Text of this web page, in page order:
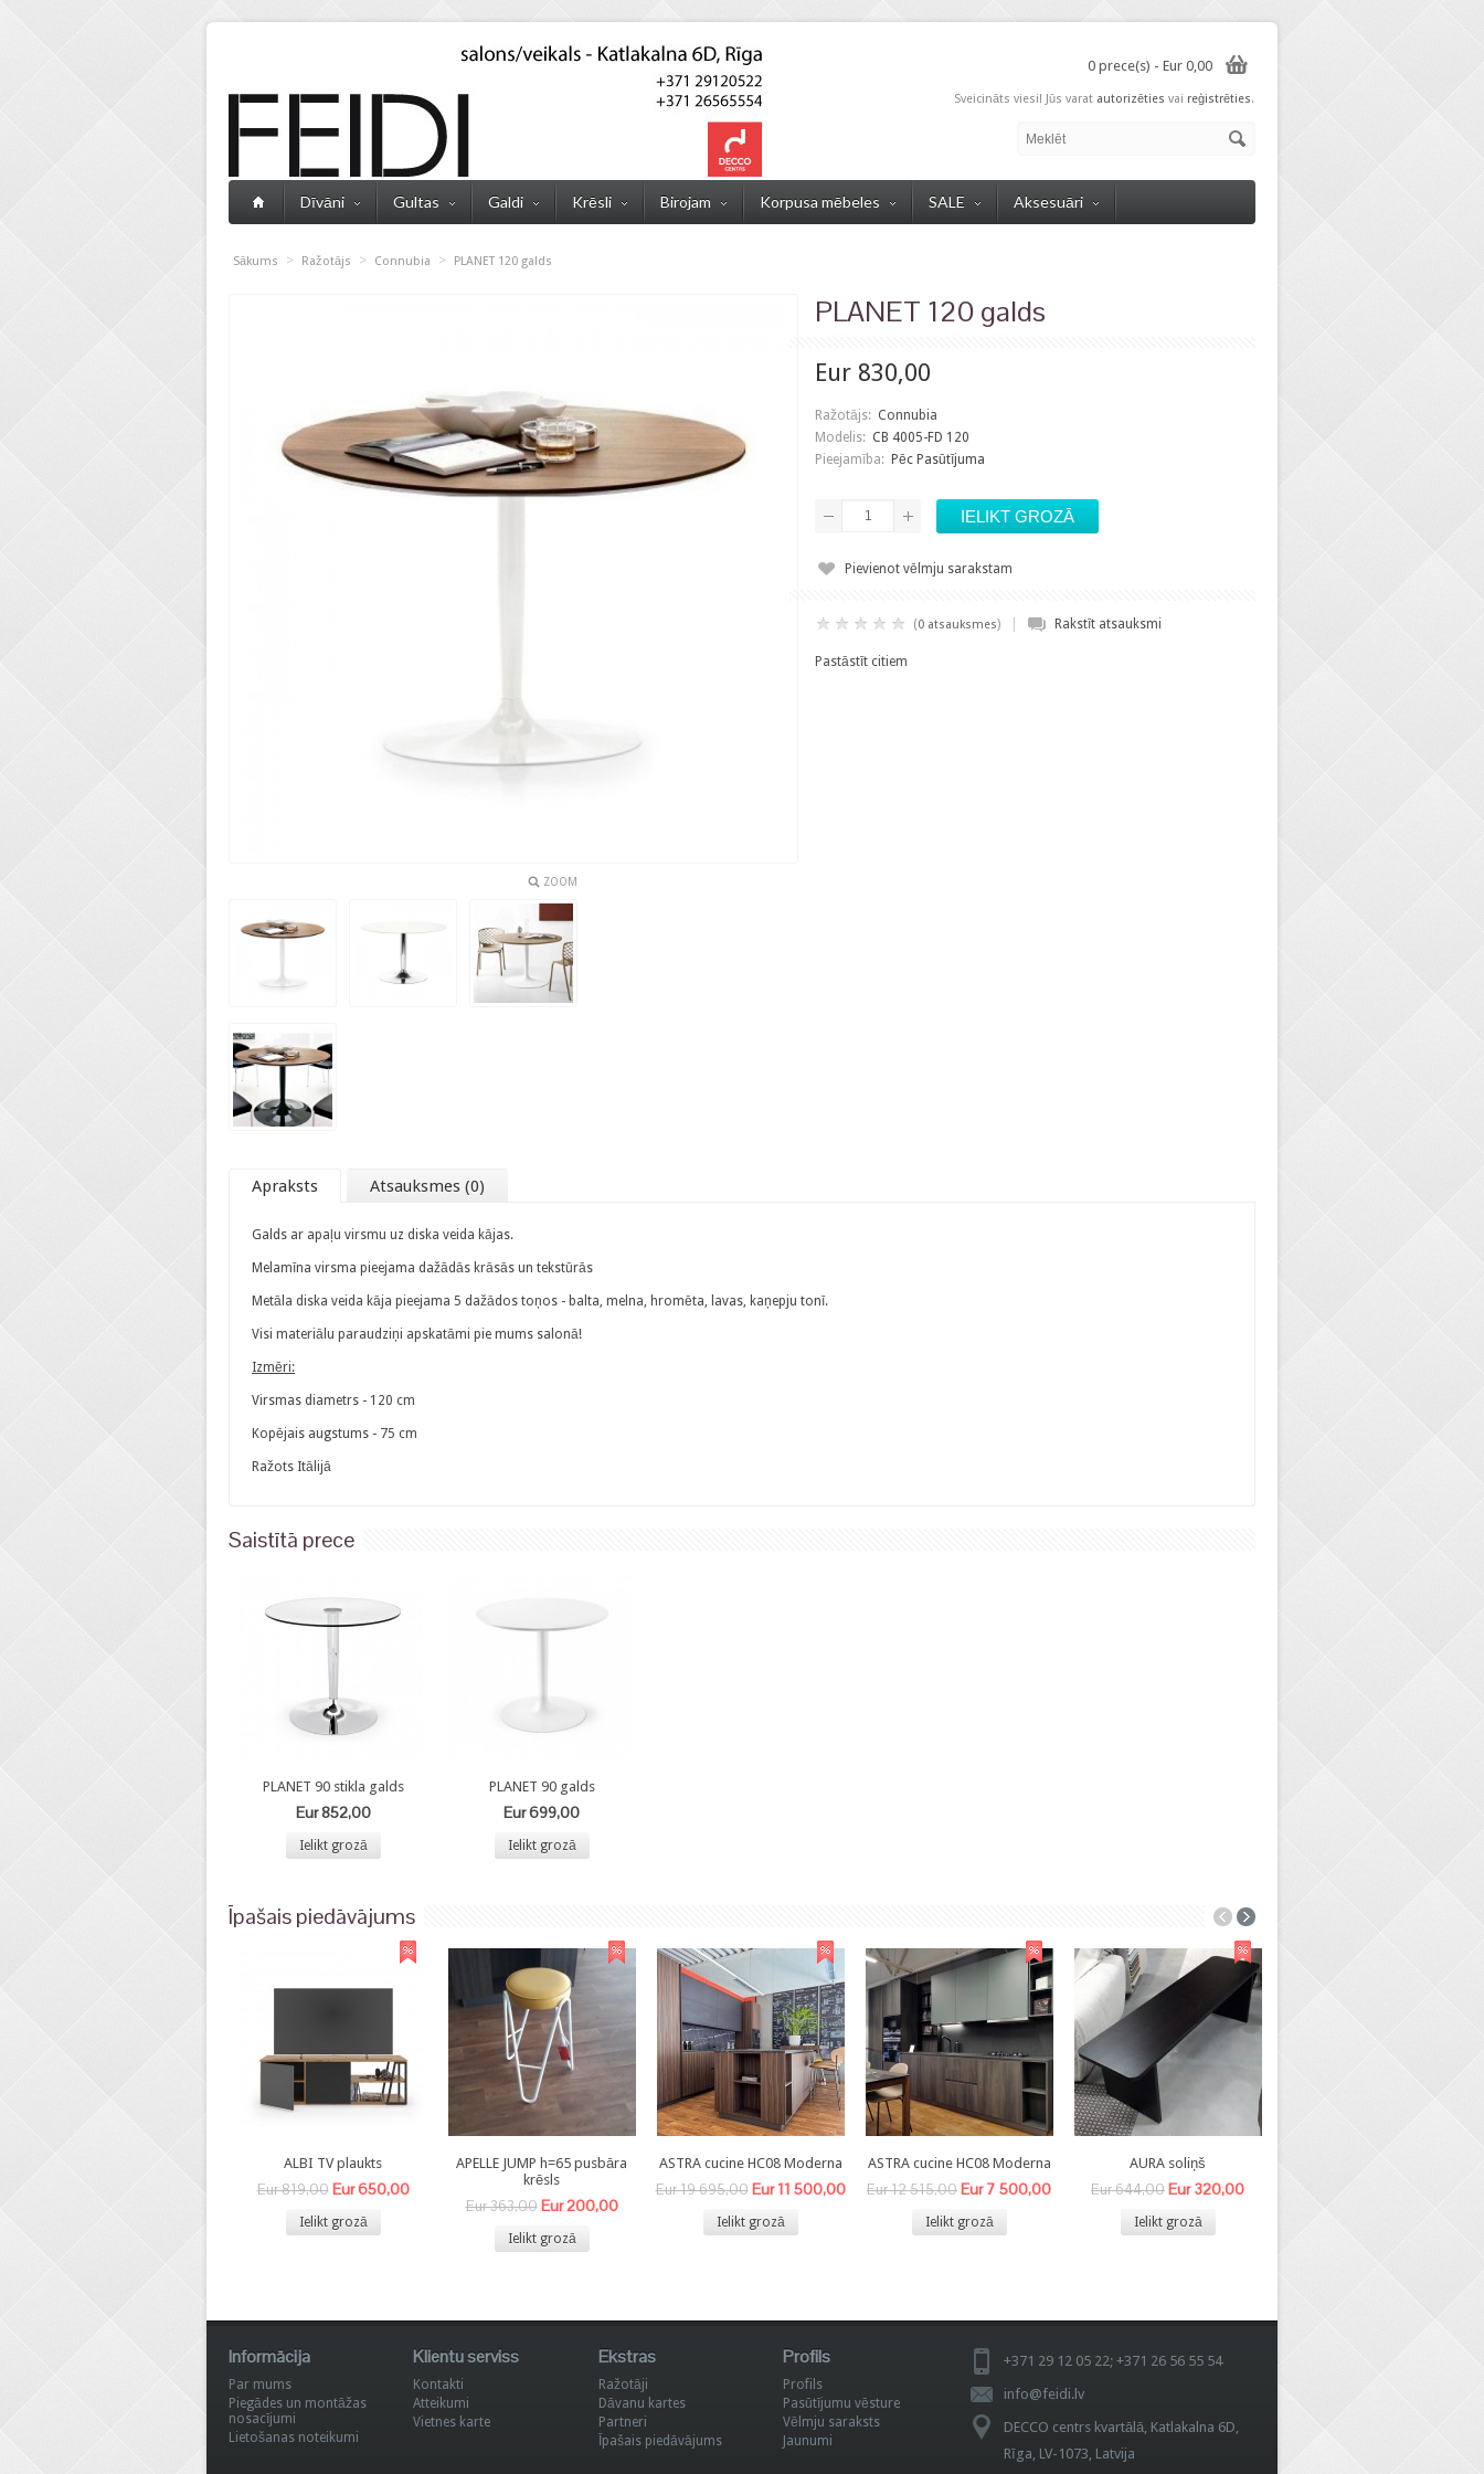
Sveicināts viesi! Jūs varat autorizēties vai reģistrēties.
0 prece(s) - Eur 0,00
Dīvāni Gultas Galdi Krēsli Birojam Korpusa mēbeles SALE Aksesuāri
Sākums > Ražotājs > Connubia > PLANET 120 galds
ZOOM
PLANET 120 galds
Eur 830,00
Ražotājs: Connubia
Modelis: CB 4005-FD 120
Pieejamība: Pēc Pasūtījuma
Pievienot vēlmju sarakstam
(0 atsauksmes) Rakstīt atsauksmi
Pastāstīt citiem
Apraksts Atsauksmes (0)
Galds ar apaļu virsmu uz diska veida kājas.
Melamīna virsma pieejama dažādās krāsās un tekstūrās
Metāla diska veida kāja pieejama 5 dažādos toņos - balta, melna, hromēta, lavas, kaņepju tonī.
Visi materiālu paraudziņi apskatāmi pie mums salonā!
Izmēri:
Virsmas diametrs - 120 cm
Kopējais augstums - 75 cm
Ražots Itālijā
Saistītā prece
PLANET 90 stikla galds
Eur 852,00
Ielikt grozā
PLANET 90 galds
Eur 699,00
Ielikt grozā
Īpašais piedāvājums
ALBI TV plaukts
Eur 819,00 Eur 650,00
Ielikt grozā
APELLE JUMP h=65 pusbāra
krēsls
Eur 363,00 Eur 200,00
Ielikt grozā
ASTRA cucine HC08 Moderna
Eur 19 695,00 Eur 11 500,00
Ielikt grozā
ASTRA cucine HC08 Moderna
Eur 12 515,00Eur 7 500,00
Ielikt grozā
AURA soliņš
Eur 644,00Eur 320,00
Ielikt grozā
Informācija
Par mums
Piegādes un montāžas
nosacījumi
Lietošanas noteikumi
Klientu serviss
Kontakti
Atteikumi
Vietnes karte
Ekstras
Ražotāji
Dāvanu kartes
Partneri
Īpašais piedāvājums
Profils
Profils
Pasūtījumu vēsture
Vēlmju saraksts
Jaunumi
+371 29 12 05 22; +371 26 56 55 54
info@feidi.lv
DECCO centrs kvartālā, Katlakalna 6D,
Rīga, LV-1073, Latvija